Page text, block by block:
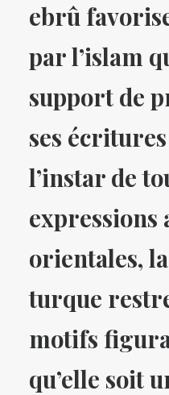
ebrû
par l’islam
support de
ses
l’instar de
expressions
orientales,
turque
motifs
qu’elle soit